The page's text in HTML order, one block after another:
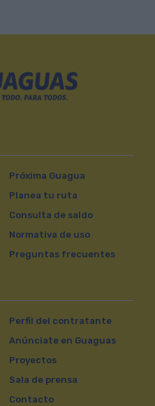
Próxima Guagua
Planea tu ruta
Consulta de saldo
Normativa de uso
Preguntas frecuentes
Perfil del contratante
Anúnciate en Guaguas
Proyectos
Sala de prensa
Contacto